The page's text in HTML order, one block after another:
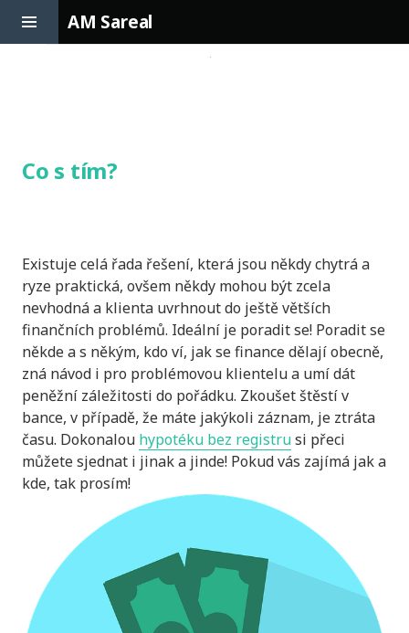
AM Sareal
Co s tím?
Existuje celá řada řešení, která jsou někdy chytrá a
ryze praktická, ovšem někdy mohou být zcela
nevhodná a klienta uvrhnout do ještě větších
finančních problémů. Ideální je poradit se! Poradit se
někde a s někým, kdo ví, jak se finance dělají obecně,
zná návod i pro problémovou klientelu a umí dát
peněžní záležitosti do pořádku. Zkoušet štěstí v
bance, v případě, že máte jakýkoli záznam, je ztráta
času. Dokonalou hypotéku bez registrusi přeci
můžete sjednat i jinak a jinde! Pokud vás zajímá jak a
kde, tak prosím!
Sidebar